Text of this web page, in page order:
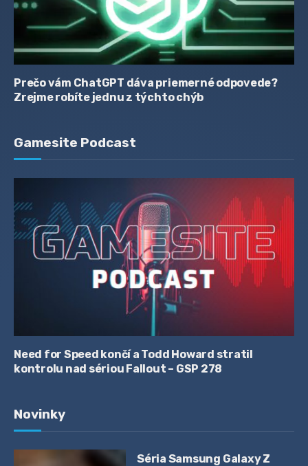
Prečo vám ChatGPT dáva priemerné odpovede?
Zrejme robíte jednu z týchto chýb
Gamesite Podcast
Need for Speed končí a Todd Howard stratil
kontrolu nad sériou Fallout – GSP 278
Novinky
Séria Samsung Galaxy Z